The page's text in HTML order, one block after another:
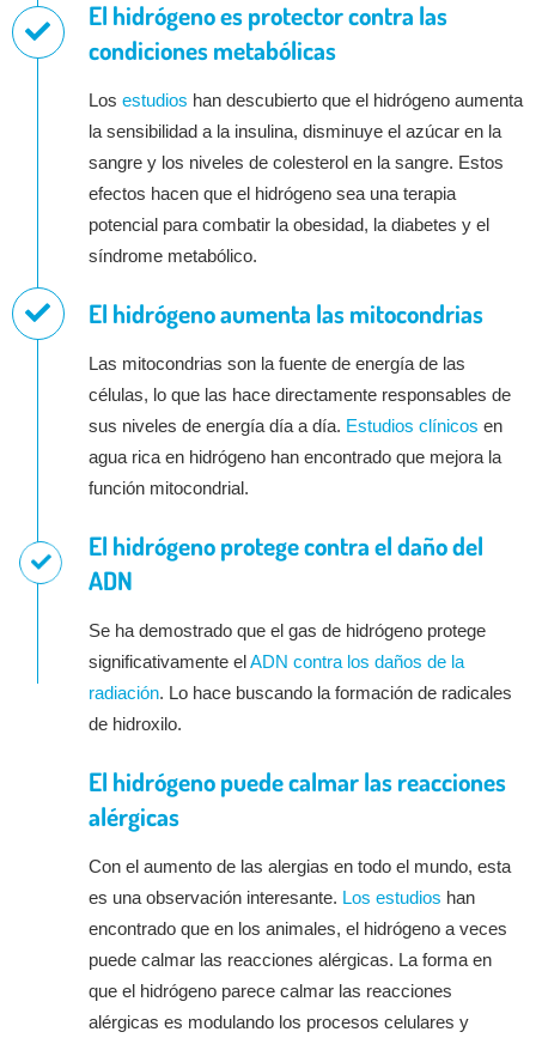
El hidrógeno es protector contra las
condiciones metabólicas
Los estudios han descubierto que el hidrógeno aumenta
la sensibilidad a la insulina, disminuye el azúcar en la
sangre y los niveles de colesterol en la sangre. Estos
efectos hacen que el hidrógeno sea una terapia
potencial para combatir la obesidad, la diabetes y el
síndrome metabólico.
El hidrógeno aumenta las mitocondrias
Las mitocondrias son la fuente de energía de las
células, lo que las hace directamente responsables de
sus niveles de energía día a día. Estudios clínicos en
agua rica en hidrógeno han encontrado que mejora la
función mitocondrial.
El hidrógeno protege contra el daño del
ADN
Se ha demostrado que el gas de hidrógeno protege
significativamente elADN contra los daños de la
radiación. Lo hace buscando la formación de radicales
de hidroxilo.
El hidrógeno puede calmar las reacciones
alérgicas
Con el aumento de las alergias en todo el mundo, esta
es una observación interesante. Los estudios han
encontrado que en los animales, el hidrógeno a veces
puede calmar las reacciones alérgicas. La forma en
que el hidrógeno parece calmar las reacciones
alérgicas es modulando los procesos celulares y